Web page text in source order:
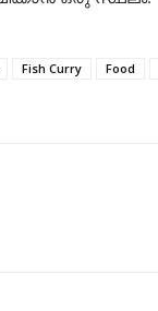
Fish Curry Food